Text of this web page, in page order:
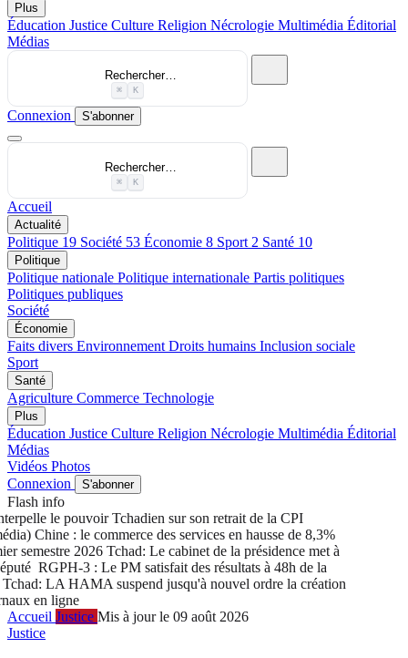
Plus
Éducation Justice Culture Religion Nécrologie Multimédia Éditorial
Médias
Rechercher…
⌘ K
Connexion S'abonner
Rechercher…
⌘ K
Accueil
Actualité
Politique 19 Société 53 Économie 8 Sport 2 Santé 10
Politique
Politique nationale Politique internationale Partis politiques
Politiques publiques
Société
Économie
Faits divers Environnement Droits humains Inclusion sociale
Sport
Santé
Agriculture Commerce Technologie
Plus
Éducation Justice Culture Religion Nécrologie Multimédia Éditorial
Médias
Vidéos Photos
Connexion
S'abonner
Flash info
le pouvoir Tchadien sur son retrait de la CPI
Chine : le commerce des services en hausse de 8,3%
semestre 2026Tchad: Le cabinet de la présidence met à
RGPH-3 : Le PM satisfait des résultats à 48h de la
LA HAMA suspend jusqu'à nouvel ordre la création
en ligne
Accueil Justice Mis à jour le 09 août 2026
Justice